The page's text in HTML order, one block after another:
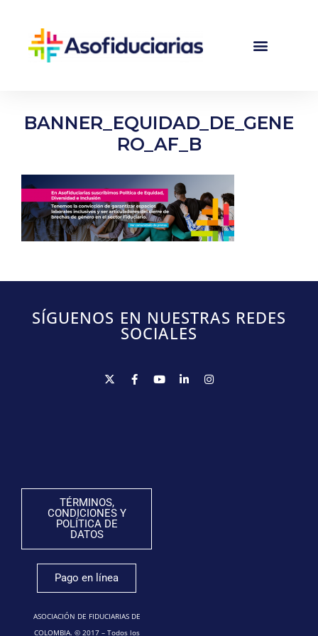
BANNER_EQUIDAD_DE_GENE
RO_AF_B
SÍGUENOS EN NUESTRAS REDES
SOCIALES
TÉRMINOS,
CONDICIONES Y
POLÍTICA DE
DATOS
Pago en línea
ASOCIACIÓN DE FIDUCIARIAS DE
COLOMBIA. © 2017 – Todos los